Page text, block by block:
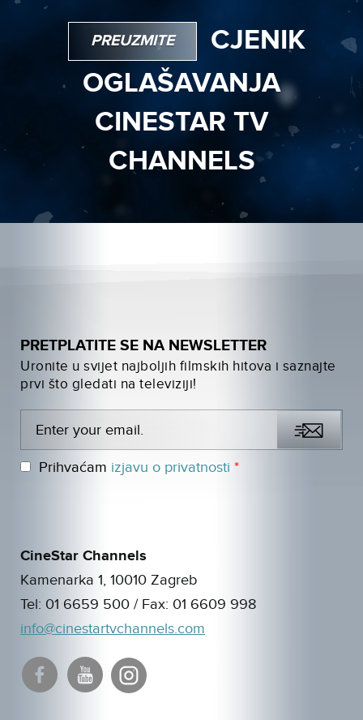
PREUZMITE
CJENIK
OGLAŠAVANJA
CINESTAR TV
CHANNELS
PRETPLATITE SE NA NEWSLETTER
Uronite u svijet najboljih filmskih hitova i saznajte
prvi što gledati na televiziji!
Prihvaćam izjavu o privatnosti *
CineStar Channels
Kamenarka 1, 10010 Zagreb
Tel: 01 6659 500 / Fax: 01 6609 998
info@cinestartvchannels.com